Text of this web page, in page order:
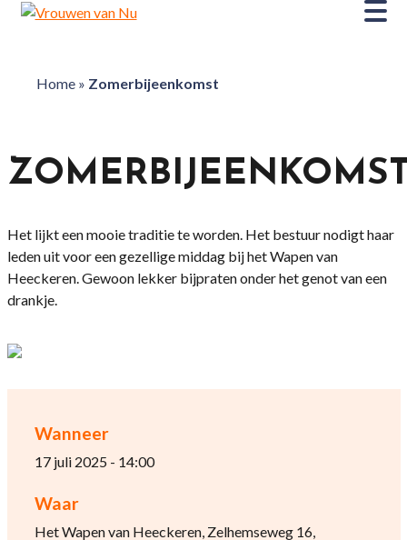
Home» Zomerbijeenkomst
Wanneer
17 juli 2025 - 14:00
Waar
Het Wapen van Heeckeren, Zelhemseweg 16,
Het lijkt een mooie traditie te worden. Het bestuur nodigt haar
leden uit voor een gezellige middag bij het Wapen van
Heeckeren. Gewoon lekker bijpraten onder het genot van een
drankje.